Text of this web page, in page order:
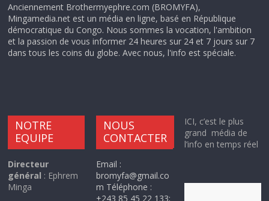
Anciennement Brothermyephre.com (BROMYFA),
Mingamedia.net est un média en ligne, basé en République
démocratique du Congo. Nous sommes la vocation, l'ambition
et la passion de vous informer 24 heures sur 24 et 7 jours sur 7
dans tous les coins du globe. Avec nous, l'info est spéciale.
NOTRE
EQUIPE
Directeur
général : Ephrem
Minga
NOUS
CONTACTER
Email :
bromyfa@gmail.co
m Téléphone :
+243 85 45 22 133;
ICI, c’est le plus
grand média de
l’info en temps réel